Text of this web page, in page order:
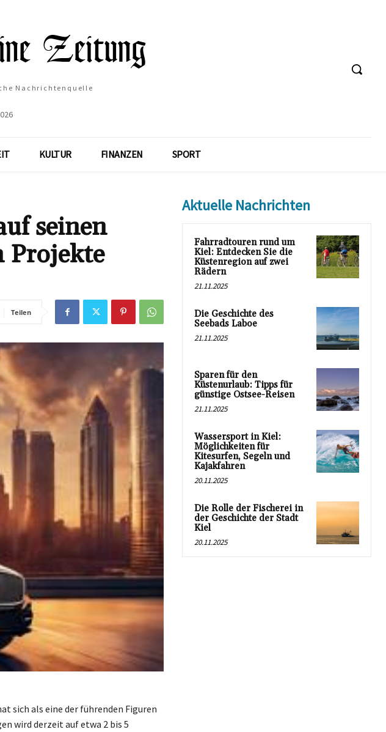
Nachrichtenquelle
KULTUR FINANZEN SPORT
seinen
Projekte
Teilen
sich als eine der führenden Figuren
wird derzeit auf etwa 2 bis 5
Aktuelle Nachrichten
Fahrradtouren rund um
Kiel: Entdecken Sie die
Küstenregion auf zwei
Rädern
21.11.2025
Die Geschichte des
Seebads Laboe
21.11.2025
Sparen für den
Küstenurlaub: Tipps für
günstige Ostsee-Reisen
21.11.2025
Wassersport in Kiel:
Möglichkeiten für
Kitesurfen, Segeln und
Kajakfahren
20.11.2025
Die Rolle der Fischerei in
der Geschichte der Stadt
Kiel
20.11.2025